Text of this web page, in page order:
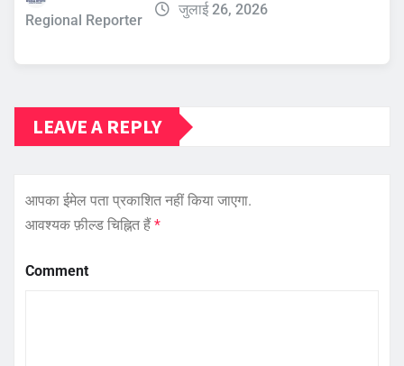
Regional Reporter
जुलाई 26, 2026
LEAVE A REPLY
आपका ईमेल पता प्रकाशित नहीं किया जाएगा.
आवश्यक फ़ील्ड चिह्नित हैं *
Comment